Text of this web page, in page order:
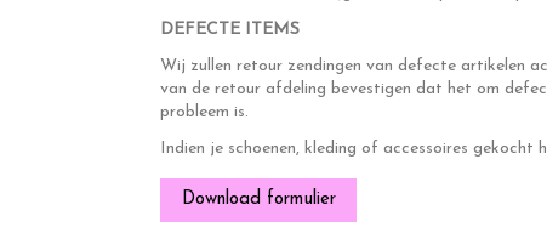
DEFECTE ITEMS
Wij zullen retour zendingen van defecte artikelen
van de retour afdeling bevestigen dat het om
probleem is.
Indien je schoenen, kleding of accessoires
Download formulier